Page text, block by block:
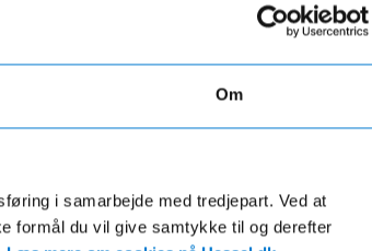
Om
i samarbejde med tredjepart. Ved at
formål du vil give samtykke til og derefter